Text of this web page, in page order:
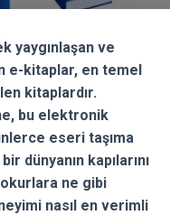
yaygınlaşan ve
e-kitaplar, en temel
kitaplardır.
bu elektronik
eseri taşıma
dünyanın kapılarını
ne gibi
nasıl en verimli